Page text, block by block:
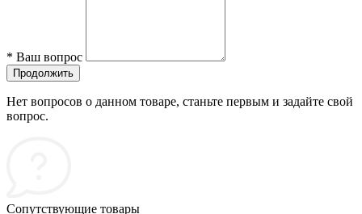
* Ваш вопрос
Продолжить
Нет вопросов о данном товаре, станьте первым и задайте свой
вопрос.
Сопутствующие товары